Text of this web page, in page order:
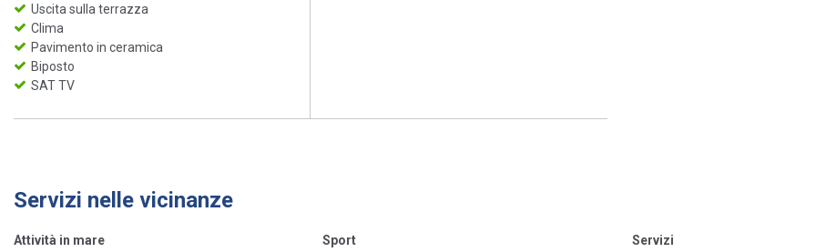
Uscita sulla terrazza
Clima
Pavimento in ceramica
Biposto
SAT TV
Servizi nelle vicinanze
Attività in mare
Sport
Servizi